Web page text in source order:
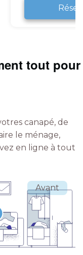
tout pour
canapé, de
le ménage,
en ligne à tout